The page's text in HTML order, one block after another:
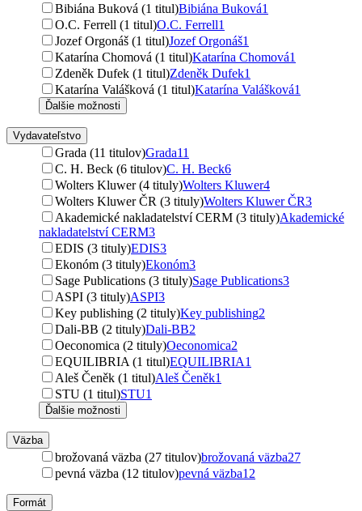
Bibiána Buková (1 titul)Bibiána Buková1
O.C. Ferrell (1 titul)O.C. Ferrell1
Jozef Orgonáš (1 titul)Jozef Orgonáš1
Katarína Chomová (1 titul)Katarína Chomová1
Zdeněk Dufek (1 titul)Zdeněk Dufek1
Katarína Valášková (1 titul)Katarína Valášková1
Ďalšie možnosti
Vydavateľstvo
Grada (11 titulov)Grada11
C. H. Beck (6 titulov)C. H. Beck6
Wolters Kluwer (4 tituly)Wolters Kluwer4
Wolters Kluwer ČR (3 tituly)Wolters Kluwer ČR3
Akademické nakladatelství CERM (3 tituly)Akademické
nakladatelství CERM3
EDIS (3 tituly)EDIS3
Ekonóm (3 tituly)Ekonóm3
Sage Publications (3 tituly)Sage Publications3
ASPI (3 tituly)ASPI3
Key publishing (2 tituly)Key publishing2
Dali-BB (2 tituly)Dali-BB2
Oeconomica (2 tituly)Oeconomica2
EQUILIBRIA (1 titul)EQUILIBRIA1
Aleš Čeněk (1 titul)Aleš Čeněk1
STU (1 titul)STU1
Ďalšie možnosti
Väzba
brožovaná väzba (27 titulov)brožovaná väzba27
pevná väzba (12 titulov)pevná väzba12
Formát